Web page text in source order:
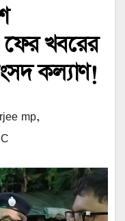
খবরের
কল্যাণ!
mp,